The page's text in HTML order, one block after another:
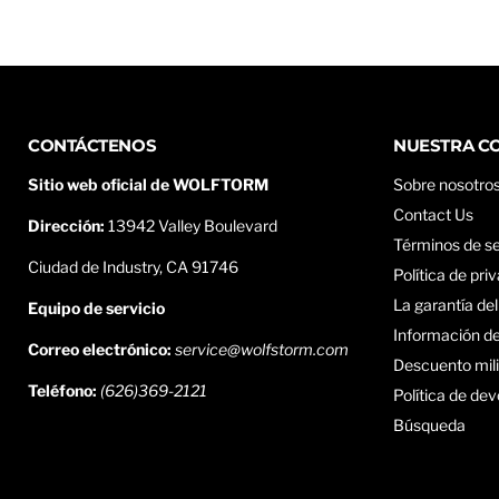
CONTÁCTENOS
Sitio web oficial de WOLFTORM
Dirección: 13942 Valley Boulevard
Ciudad de Industry, CA 91746
Equipo de servicio
Correo electrónico: service@wolfstorm.com
Teléfono: (626)369-2121
NUESTRA
Sobre
Contact Us
Términos de
Política de
La garantía
Información
Descuento
Política de
Búsqueda